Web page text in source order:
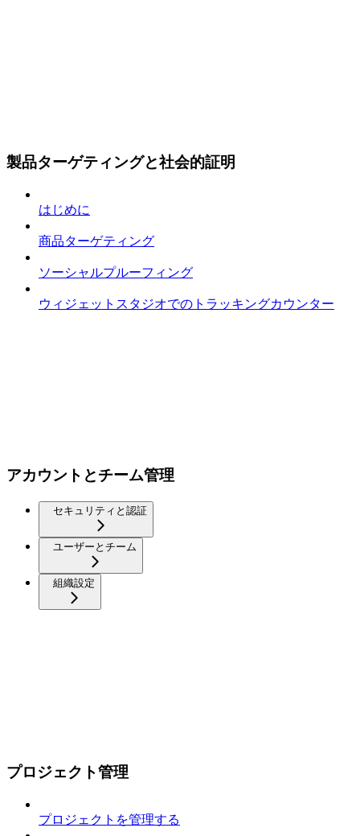
製品ターゲティングと社会的証明
はじめに
商品ターゲティング
ソーシャルプルーフィング
ウィジェットスタジオでのトラッキングカウンター
アカウントとチーム管理
セキュリティと認証
ユーザーとチーム
組織設定
プロジェクト管理
プロジェクトを管理する